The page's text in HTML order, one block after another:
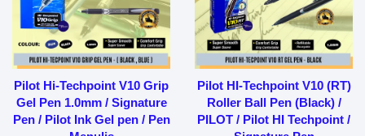
Pilot Hi-Techpoint V10 Grip
Gel Pen 1.0mm / Signature
Pen / Pilot Ink Gel pen / Pen
Pilot HI-Techpoint V10 (RT)
Roller Ball Pen (Black) /
PILOT / Pilot HI Techpoint /